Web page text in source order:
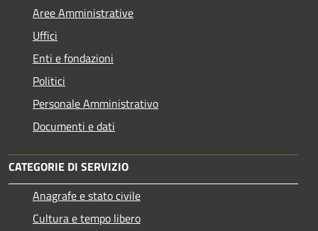
Aree Amministrative
Uffici
Enti e fondazioni
Politici
Personale Amministrativo
Documenti e dati
CATEGORIE DI SERVIZIO
Anagrafe e stato civile
Cultura e tempo libero